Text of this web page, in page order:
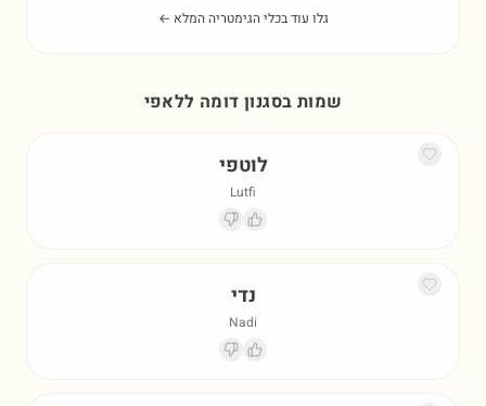
גלו עוד בכלי הגימטריה המלא ←
שמות בסגנון דומה ללאפי
לוטפי
Lutfi
נדי
Nadi